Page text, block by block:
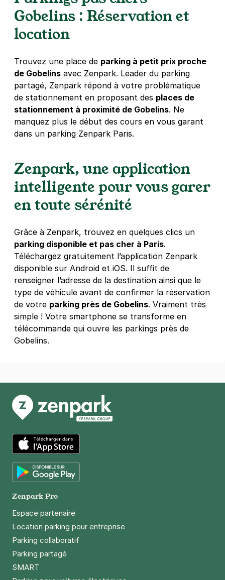
Gobelins : Réservation et
location
Trouvez une place de parking à petit prix proche
de Gobelins avec Zenpark. Leader du parking
partagé, Zenpark répond à votre problématique
de stationnement en proposant des places de
stationnement à proximité de Gobelins. Ne
manquez plus le début des cours en vous garant
dans un parking Zenpark Paris.
Zenpark, une application
intelligente pour vous garer
en toute sérénité
Grâce à Zenpark, trouvez en quelques clics un
parking disponible et pas cher à Paris.
Téléchargez gratuitement l’application Zenpark
disponible sur Android et iOS. Il suffit de
renseigner l’adresse de la destination ainsi que le
type de véhicule avant de confirmer la réservation
de votre parking près de Gobelins. Vraiment très
simple ! Votre smartphone se transforme en
télécommande qui ouvre les parkings près de
Gobelins.
App Store
Zenpark Pro
Espace partenaire
Location parking pour entreprise
Parking collaboratif
Parking partagé
SMART